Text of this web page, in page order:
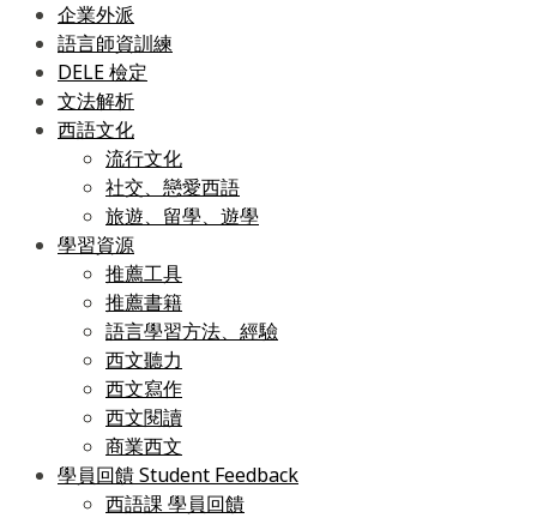
企業外派
語言師資訓練
DELE 檢定
文法解析
西語文化
流行文化
社交、戀愛西語
旅遊、留學、遊學
學習資源
推薦工具
推薦書籍
語言學習方法、經驗
西文聽力
西文寫作
西文閱讀
商業西文
學員回饋 Student Feedback
西語課 學員回饋